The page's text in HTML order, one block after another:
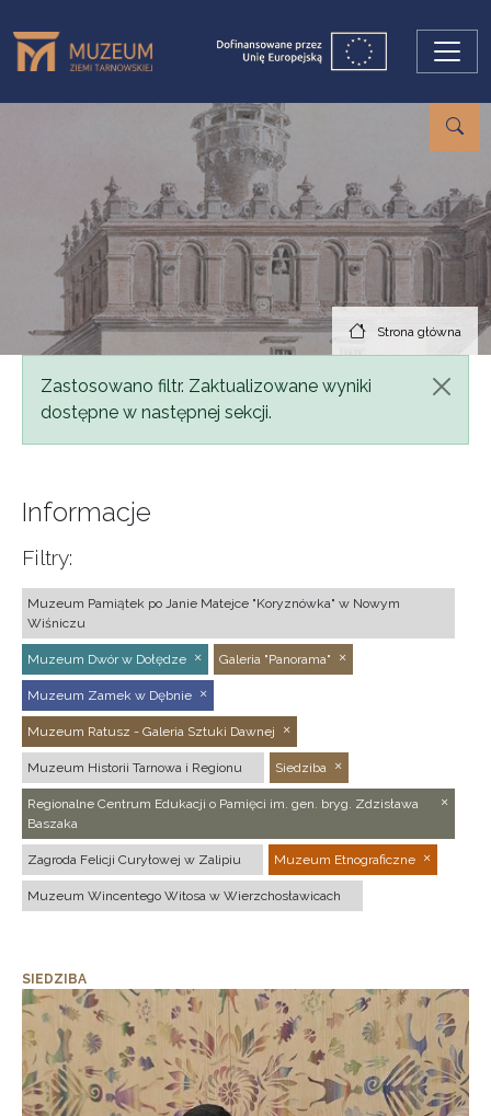
Strona główna
Komunikat
Zastosowano filtr. Zaktualizowane wyniki
dostępne w następnej sekcji.
Informacje
Filtry:
Muzeum Pamiątek po Janie Matejce "Koryznówka" w Nowym
Wiśniczu
Muzeum Dwór w Dołędze Galeria "Panorama"
Muzeum Zamek w Dębnie
Muzeum Ratusz - Galeria Sztuki Dawnej
Muzeum Historii Tarnowa i Regionu Siedziba
Regionalne Centrum Edukacji o Pamięci im. gen. bryg. Zdzisława
Baszaka
Zagroda Felicji Curyłowej w Zalipiu Muzeum Etnograficzne
Muzeum Wincentego Witosa w Wierzchosławicach
SIEDZIBA